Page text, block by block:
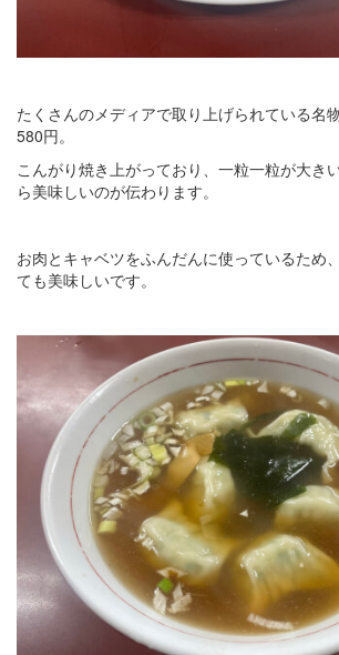
たくさんのメディアで取り上げられている名
580円。
こんがり焼き上がっており、一粒一粒が大き
ら美味しいのが伝わります。
お肉とキャベツをふんだんに使っているため
ても美味しいです。